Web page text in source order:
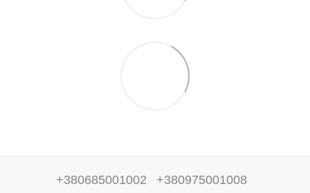
+380685001002 +380975001008